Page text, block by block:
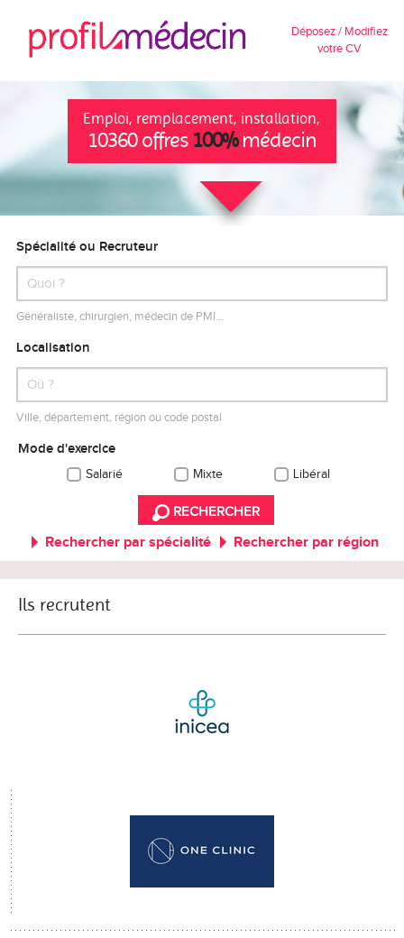
Déposez / Modifiez
votre CV
Emploi, remplacement, installation,
10360 offres 100%médecin
Spécialité ou Recruteur
Généraliste, chirurgien, médecin de PMI…
Localisation
Ville, département, région ou code postal
Mode d'exercice
Salarié Mixte Libéral
RECHERCHER
Rechercher par spécialité Rechercher par région
Ils recrutent